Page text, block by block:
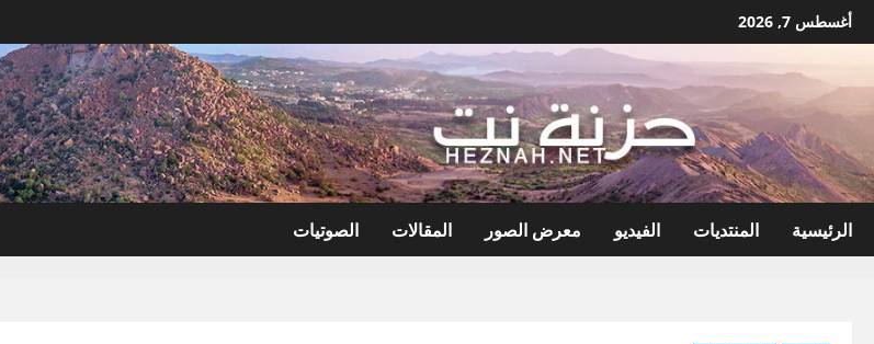
انتقل
إلى
أغسطس 7, 2026
الرئيسية المنتديات الفيديو معرض الصور المقالات الصوتيات